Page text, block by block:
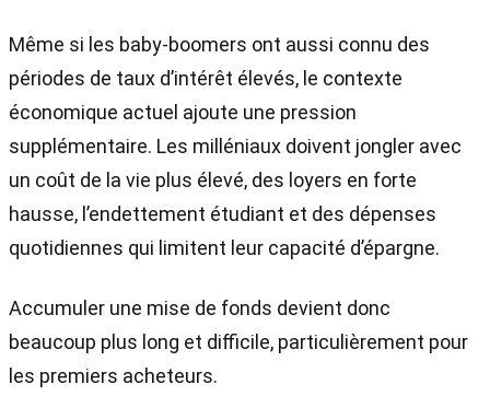
Même si les baby-boomers ont aussi connu des
périodes de taux d’intérêt élevés, le contexte
économique actuel ajoute une pression
supplémentaire. Les milléniaux doivent jongler avec
un coût de la vie plus élevé, des loyers en forte
hausse, l’endettement étudiant et des dépenses
quotidiennes qui limitent leur capacité d’épargne.
Accumuler une mise de fonds devient donc
beaucoup plus long et difficile, particulièrement pour
les premiers acheteurs.